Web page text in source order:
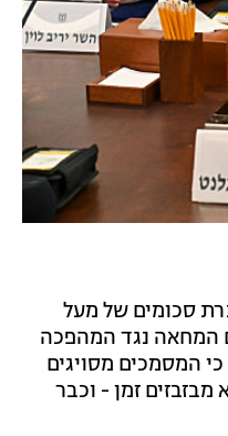
סכומים של מעל
עם המחאה נגד המהפכה
המסמכים מסויגים
זמן - וכבר